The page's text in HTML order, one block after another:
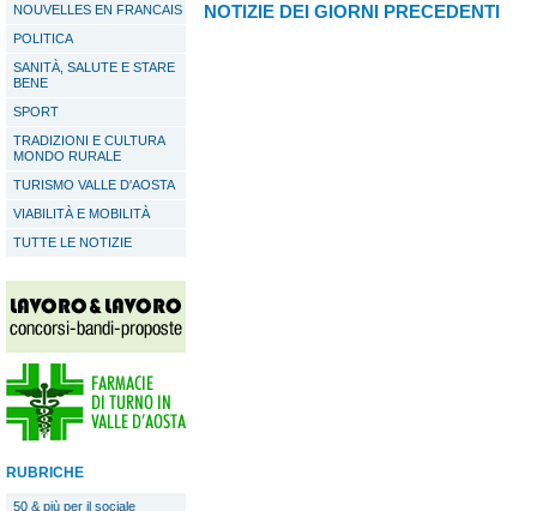
NOUVELLES EN FRANCAIS
POLITICA
SANITÀ, SALUTE E STARE
BENE
SPORT
TRADIZIONI E CULTURA
MONDO RURALE
TURISMO VALLE D'AOSTA
VIABILITÀ E MOBILITÀ
TUTTE LE NOTIZIE
RUBRICHE
50 & più per il sociale
NOTIZIE DEI GIORNI PRECEDENTI